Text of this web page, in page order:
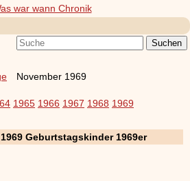
November 1969
1965 1966 1967 1968 1969
Geburtstagskinder 1969er